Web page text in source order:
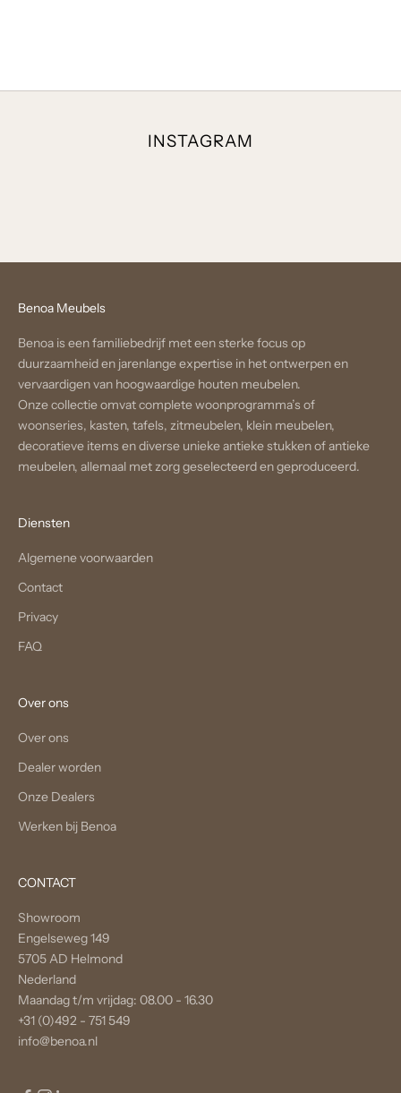
INSTAGRAM
Benoa Meubels
Benoa is een familiebedrijf met een sterke focus op
duurzaamheid en jarenlange expertise in het ontwerpen en
vervaardigen van hoogwaardige houten meubelen.
Onze collectie omvat complete woonprogramma’s of
woonseries, kasten, tafels, zitmeubelen, klein meubelen,
decoratieve items en diverse unieke antieke stukken of antieke
meubelen, allemaal met zorg geselecteerd en geproduceerd.
Diensten
Algemene voorwaarden
Contact
Privacy
FAQ
Over ons
Over ons
Dealer worden
Onze Dealers
Werken bij Benoa
CONTACT
Showroom
Engelseweg 149
5705 AD Helmond
Nederland
Maandag t/m vrijdag: 08.00 - 16.30
+31 (0)492 - 751 549
info@benoa.nl